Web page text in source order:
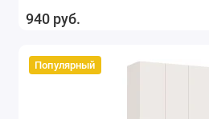
940 руб.
Популярный